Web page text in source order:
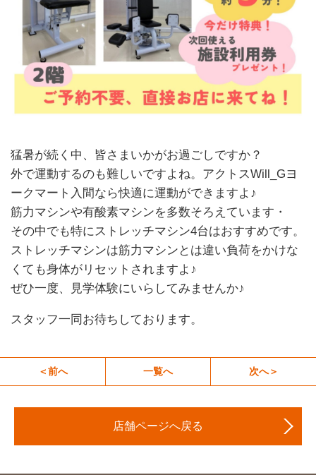
猛暑が続く中、皆さまいかがお過ごしですか？
外で運動するのも難しいですよね。アクトスWill_Gヨ
ークマート入間なら快適に運動ができますよ♪
筋力マシンや有酸素マシンを多数そろえています・
その中でも特にストレッチマシン4台はおすすめです。
ストレッチマシンは筋力マシンとは違い負荷をかけな
くても身体がリセットされますよ♪
ぜひ一度、見学体験にいらしてみませんか♪
スタッフ一同お待ちしております。
＜前へ 一覧へ 次へ＞
店舗ページへ戻る